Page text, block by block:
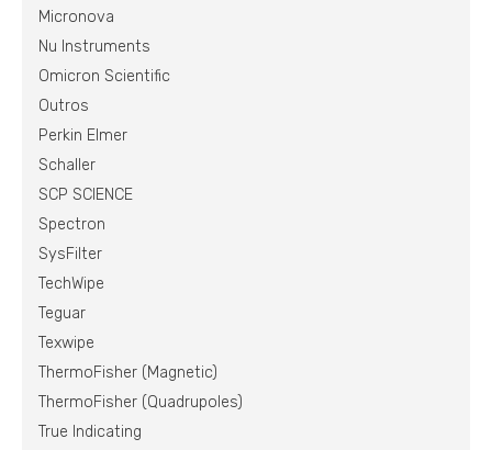
Micronova
Nu Instruments
Omicron Scientific
Outros
Perkin Elmer
Schaller
SCP SCIENCE
Spectron
SysFilter
TechWipe
Teguar
Texwipe
ThermoFisher (Magnetic)
ThermoFisher (Quadrupoles)
True Indicating